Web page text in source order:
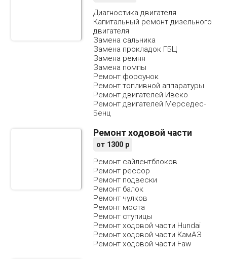
Диагностика двигателя
Капитальный ремонт дизельного
двигателя
Замена сальника
Замена прокладок ГБЦ
Замена ремня
Замена помпы
Ремонт форсунок
Ремонт топливной аппаратуры
Ремонт двигателей Ивеко
Ремонт двигателей Мерседес-
Бенц
Ремонт ходовой части
от 1300р
Ремонт сайлентблоков
Ремонт рессор
Ремонт подвески
Ремонт балок
Ремонт чулков
Ремонт моста
Ремонт ступицы
Ремонт ходовой части Hundai
Ремонт ходовой части КамАЗ
Ремонт ходовой части Faw